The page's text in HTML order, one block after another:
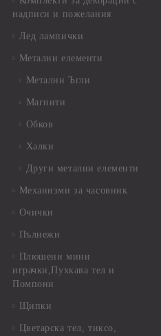
надписи и пожелания
Лед лампички
Метални елементи
Метални Ъгли
Магнити
Обков
Халки
Други метални елементи
Механизми за часовник
Очички
Пълнежи
Плюшени мини
играчки,Пухкава тел и
Помпони
Щипки
Цветарска тел, тиксо,